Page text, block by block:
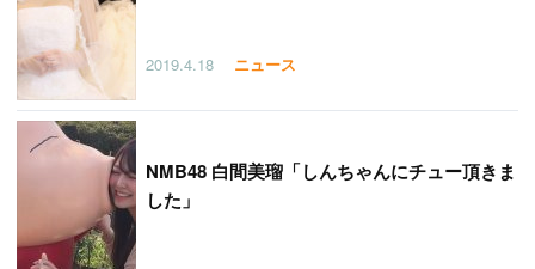
2019.4.18 ニュース
NMB48 白間美瑠「しんちゃんにチュー頂きま
した」